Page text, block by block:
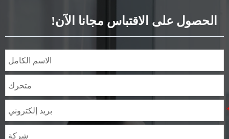
الحصول على الاقتباس مجانا الآن!